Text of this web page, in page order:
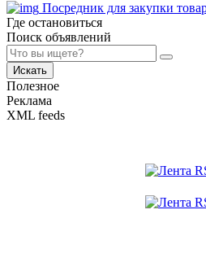
Посредник для закупки
Где остановиться
Поиск объявлений
Искать
Полезное
Реклама
XML feeds